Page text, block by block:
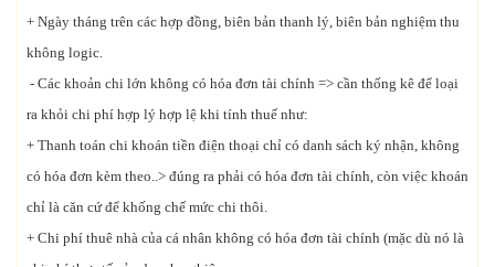
+ Ngày tháng trên các hợp đồng, biên bản thanh lý, biên bản nghiệm thu
không logic.
- Các khoản chi lớn không có hóa đơn tài chính => cần thống kê để loại
ra khỏi chi phí hợp lý hợp lệ khi tính thuế như:
+ Thanh toán chi khoán tiền điện thoại chỉ có danh sách ký nhận, không
có hóa đơn kèm theo..> đúng ra phải có hóa đơn tài chính, còn việc khoán
chỉ là căn cứ để khống chế mức chi thôi.
+ Chi phí thuê nhà của cá nhân không có hóa đơn tài chính (mặc dù nó là